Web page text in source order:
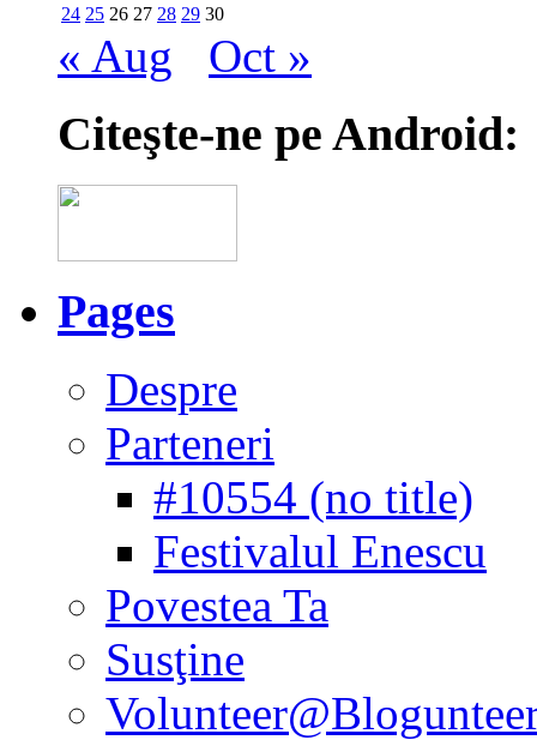
24 25 26 27 28 29 30
« Aug Oct »
Citeşte-ne pe Android:
Pages
Despre
Parteneri
#10554 (no title)
Festivalul Enescu
Povestea Ta
Susţine